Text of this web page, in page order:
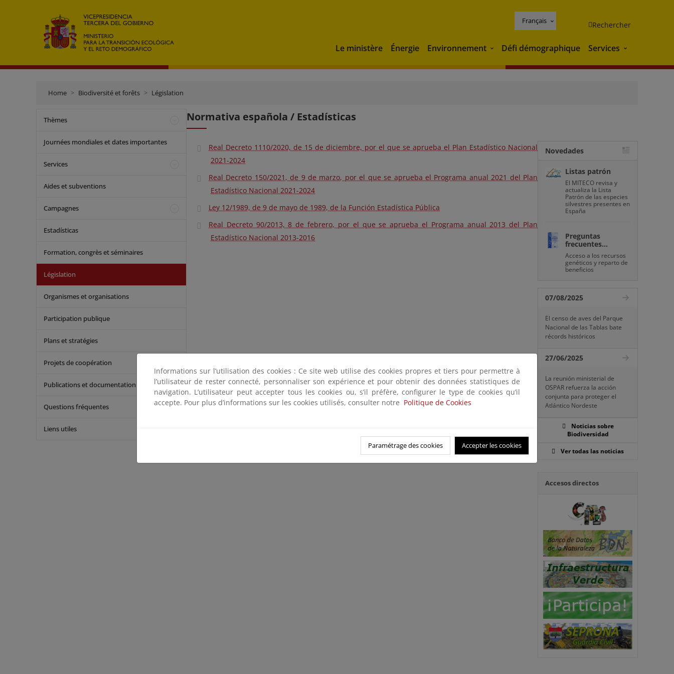
Français Rechercher
Le ministère Énergie Environnement Environnement
Défi démographique Services Services
Home Biodiversité et forêts Législation
Thèmes
Journées mondiales et dates importantes
Services
Aides et subventions
Campagnes
Estadísticas
Formation, congrès et séminaires
Législation
Organismes et organisations
Participation publique
Plans et stratégies
Projets de coopération
Publications et documentation
Questions fréquentes
Liens utiles
Normativa española / Estadísticas
Real Decreto 1110/2020, de 15 de diciembre, por el que se aprueba el Plan Estadístico Nacional
2021-2024
Real Decreto 150/2021, de 9 de marzo, por el que se aprueba el Programa anual 2021 del Plan
Estadístico Nacional 2021-2024
Ley 12/1989, de 9 de mayo de 1989, de la Función Estadística Pública
Real Decreto 90/2013, 8 de febrero, por el que se aprueba el Programa anual 2013 del Plan
Estadístico Nacional 2013-2016
Novedades
Listas patrón
El MITECO revisa y
actualiza la Lista
Patrón de las especies
silvestres presentes en
España
Preguntas
frecuentes...
Acceso a los recursos
genéticos y reparto de
beneficios
07/08/2025
El censo de aves del Parque
Nacional de las Tablas bate
récords históricos
27/06/2025
La reunión ministerial de
OSPAR refuerza la acción
conjunta para proteger el
Atlántico Nordeste
Noticias sobre
Biodiversidad
Ver todas las noticias
Accesos directos
Informations sur l’utilisation des cookies : Ce site web utilise des cookies propres et tiers pour permettre à
l’utilisateur de rester connecté, personnaliser son expérience et pour obtenir des données statistiques de
navigation. L’utilisateur peut accepter tous les cookies ou, s’il préfère, configurer le type de cookies qu’il
accepte. Pour plus d’informations sur les cookies utilisés, consulter notre Politique de Cookies
Paramétrage des cookies Accepter les cookies